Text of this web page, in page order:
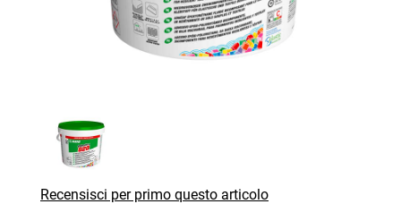
Recensisci per primo questo articolo